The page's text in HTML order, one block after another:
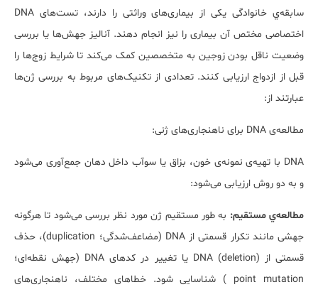
سابقه‌ي خانوادگی یکی از بیماری‌های وراثتی را دارند، تست‌های DNA
اختصاصی مختص آن بیماری را نیز انجام دهند. آنالیز جهش‌ها یا بررسی
وضعیت ناقل بودن زوجین به متخصصین کمک می‌کند تا شرایط زوج‌ها را
قبل از ازدواج ارزیابی کنند. تعدادی از تکنیک‌های مربوط به بررسی ژن‌ها
عبارتند از:
مطالعه‌ی DNA برای ناهنجاری‌های ژنی:
DNA با تهیه‌ی نمونه‌ی خون، بزاق یا سوآب داخل دهان جمع‌آوری می‌شود
و به دو روش ارزیابی می‌شود:
مطالعه‌ي مستقیم: به طور مستقیم ژن مورد نظر بررسی می‌شود تا هرگونه
جهشی مانند تکرار قسمتی از DNA (مضاعف‌شدگی؛ duplication)، حذف
قسمتی از DNA (deletion) یا تغییر در کدهای DNA (جهش نقطه‌ای؛
point mutation ) شناسایی شود. خطاهای مختلف، ناهنجاری‌های